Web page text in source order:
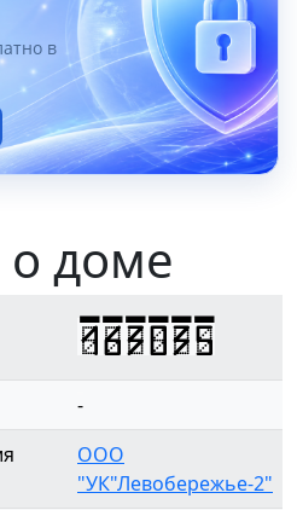
в
доме
163035
-
ООО
"УК"Левобережье-2"